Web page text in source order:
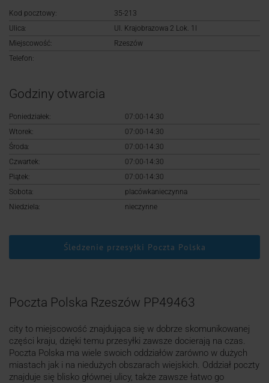
Logowanie
Kod pocztowy:
35-213
Ulica:
Ul. Krajobrazowa 2 Lok. 1l
Miejscowość:
Rzeszów
Telefon:
Godziny otwarcia
Poniedziałek:
07:00-14:30
Wtorek:
07:00-14:30
Środa:
07:00-14:30
Czwartek:
07:00-14:30
Piątek:
07:00-14:30
Sobota:
placówkanieczynna
Niedziela:
nieczynne
Śledzenie przesyłki Poczta Polska
Poczta Polska Rzeszów PP49463
city to miejscowość znajdująca się w dobrze skomunikowanej
części kraju, dzięki temu przesyłki zawsze docierają na czas.
Poczta Polska ma wiele swoich oddziałów zarówno w dużych
miastach jak i na niedużych obszarach wiejskich. Oddział poczty
znajduje się blisko głównej ulicy, także zawsze łatwo go